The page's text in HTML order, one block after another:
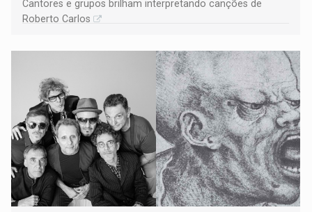
Cantores e grupos brilham interpretando canções de
Roberto Carlos